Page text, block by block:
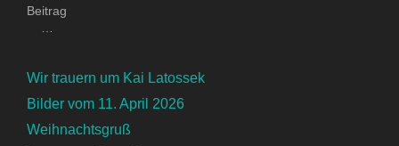
Beitrag
Wir trauern um Kai Latossek
Bilder vom 11. April 2026
Weihnachtsgruß